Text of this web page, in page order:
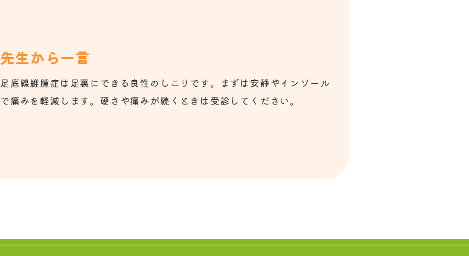
先生から一言
足底線維腫症は足裏にできる良性のしこりです。まずは安静やインソール
で痛みを軽減します。硬さや痛みが続くときは受診してください。